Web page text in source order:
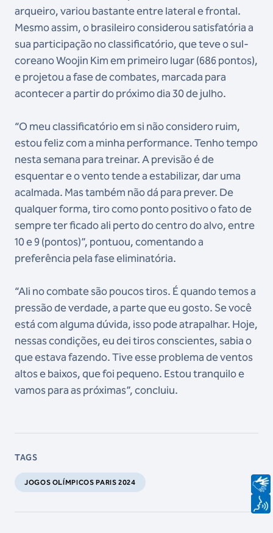
arqueiro, variou bastante entre lateral e frontal.
Mesmo assim, o brasileiro considerou satisfatória a
sua participação no classificatório, que teve o sul-
coreano Woojin Kim em primeiro lugar (686 pontos),
e projetou a fase de combates, marcada para
acontecer a partir do próximo dia 30 de julho.
“O meu classificatório em si não considero ruim,
estou feliz com a minha performance. Tenho tempo
nesta semana para treinar. A previsão é de
esquentar e o vento tende a estabilizar, dar uma
acalmada. Mas também não dá para prever. De
qualquer forma, tiro como ponto positivo o fato de
sempre ter ficado ali perto do centro do alvo, entre
10 e 9 (pontos)”, pontuou, comentando a
preferência pela fase eliminatória.
“Ali no combate são poucos tiros. É quando temos a
pressão de verdade, a parte que eu gosto. Se você
está com alguma dúvida, isso pode atrapalhar. Hoje,
nessas condições, eu dei tiros conscientes, sabia o
que estava fazendo. Tive esse problema de ventos
altos e baixos, que foi pequeno. Estou tranquilo e
vamos para as próximas”, concluiu.
TAGS
JOGOS OLÍMPICOS PARIS 2024